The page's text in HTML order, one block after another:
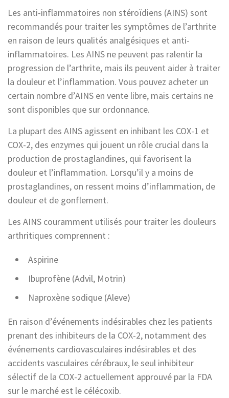
Les anti-inflammatoires non stéroïdiens (AINS) sont
recommandés pour traiter les symptômes de l’arthrite
en raison de leurs qualités analgésiques et anti-
inflammatoires. Les AINS ne peuvent pas ralentir la
progression de l’arthrite, mais ils peuvent aider à traiter
la douleur et l’inflammation. Vous pouvez acheter un
certain nombre d’AINS en vente libre, mais certains ne
sont disponibles que sur ordonnance.
La plupart des AINS agissent en inhibant les COX-1 et
COX-2, des enzymes qui jouent un rôle crucial dans la
production de prostaglandines, qui favorisent la
douleur et l’inflammation. Lorsqu’il y a moins de
prostaglandines, on ressent moins d’inflammation, de
douleur et de gonflement.
Les AINS couramment utilisés pour traiter les douleurs
arthritiques comprennent :
Aspirine
Ibuprofène (Advil, Motrin)
Naproxène sodique (Aleve)
En raison d’événements indésirables chez les patients
prenant des inhibiteurs de la COX-2, notamment des
événements cardiovasculaires indésirables et des
accidents vasculaires cérébraux, le seul inhibiteur
sélectif de la COX-2 actuellement approuvé par la FDA
sur le marché est le célécoxib.